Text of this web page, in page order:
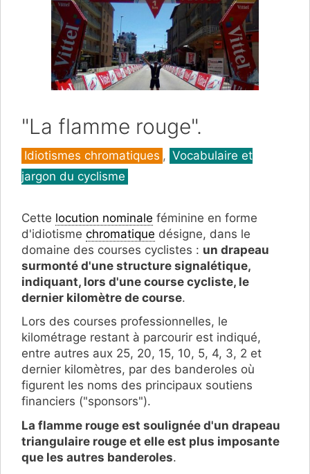
"La flamme rouge".
Catégories
Idiotismes chromatiques , Vocabulaire et
jargon du cyclisme
Cette locution nominale féminine en forme
d'idiotisme chromatique désigne, dans le
domaine des courses cyclistes : un drapeau
surmonté d'une structure signalétique,
indiquant, lors d'une course cycliste, le
dernier kilomètre de course.
Lors des courses professionnelles, le
kilométrage restant à parcourir est indiqué,
entre autres aux 25, 20, 15, 10, 5, 4, 3, 2 et
dernier kilomètres, par des banderoles où
figurent les noms des principaux soutiens
financiers ("sponsors").
La flamme rouge est soulignée d'un drapeau
triangulaire rouge et elle est plus imposante
que les autres banderoles.